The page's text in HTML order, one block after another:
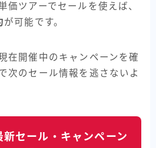
価ツアーでセールを使えば、
が可能です。
在開催中のキャンペーンを確
次のセール情報を逃さないよ
新セール・キャンペーン